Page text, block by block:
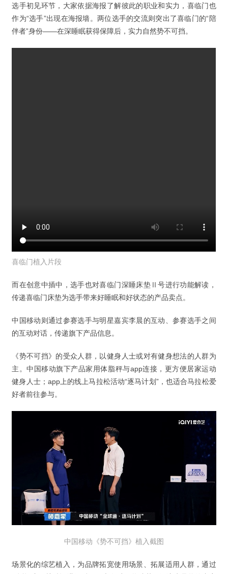
选手初见环节，大家依据海报了解彼此的职业和实力，喜临门也
作为“选手”出现在海报墙。两位选手的交流则突出了喜临门的“陪
伴者”身份——在深睡眠获得保障后，实力自然势不可挡。
喜临门植入片段
而在创意中插中，选手也对喜临门深睡床垫Ⅱ号进行功能解读，
传递喜临门床垫为选手带来好睡眠和好状态的产品卖点。
中国移动则通过参赛选手与明星嘉宾李晨的互动、参赛选手之间
的互动对话，传递旗下产品信息。
《势不可挡》的受众人群，以健身人士或对有健身想法的人群为
主。中国移动旗下产品家用体脂秤与app连接，更方便居家运动
健身人士；app上的线上马拉松活动“逐马计划”，也适合马拉松爱
好者前往参与。
中国移动《势不可挡》植入截图
场景化的综艺植入，为品牌拓宽使用场景、拓展适用人群，通过